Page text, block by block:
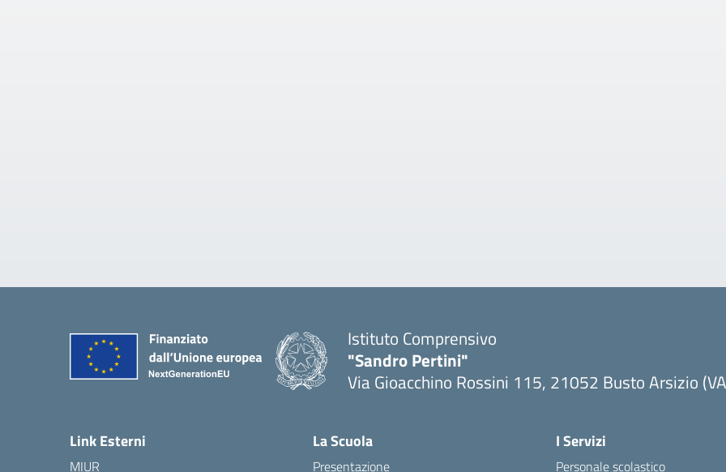
Istituto Comprensivo
"Sandro Pertini"
Via Gioacchino Rossini 115, 21052 Busto Arsizio
Link Esterni
MIUR
La Scuola
Presentazione
I Servizi
Personale scolastico